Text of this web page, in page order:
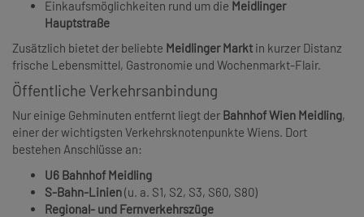
Einkaufsmöglichkeiten rund um die Meidlinger
Hauptstraße
Zusätzlich bietet der beliebte Meidlinger Markt in kurzer Distanz
frische Lebensmittel, Gastronomie und Wochenmarkt-Flair.
Öffentliche Verkehrsanbindung
Nur einige Gehminuten entfernt liegt der Bahnhof Wien Meidling,
einer der wichtigsten Verkehrsknotenpunkte Wiens. Dort
bestehen Anschlüsse an:
U6 Bahnhof Meidling
S-Bahn-Linien(u. a. S1, S2, S3, S60, S80)
Regional- und Fernverkehrszüge